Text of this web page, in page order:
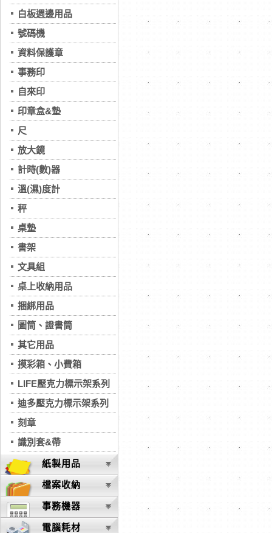
白板週邊用品
號碼機
資料保護章
事務印
自來印
印章盒&墊
尺
放大鏡
計時(數)器
溫(濕)度計
秤
桌墊
書架
文具組
桌上收納用品
捆綁用品
圖筒、證書筒
其它用品
摸彩箱、小費箱
LIFE壓克力標示架系列
迪多壓克力標示架系列
刻章
識別套&帶
紙製用品
檔案收納
事務機器
電腦耗材